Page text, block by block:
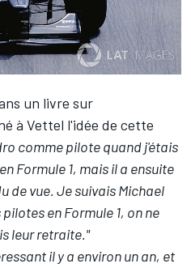
un livre sur
à Vettel l'idée de cette
comme pilote quand j'étais
Formule 1, mais il a ensuite
de vue. Je suivais Michael
en Formule 1, on ne
leur retraite."
il y a environ un an, et